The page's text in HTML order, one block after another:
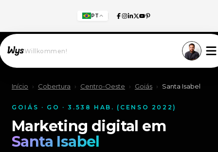
PT
Willkommen!
Início › Cobertura › Centro-Oeste › Goiás › Santa Isabel
GOIÁS · GO · 3.538 HAB. (CENSO 2022)
Marketing digital em
Santa Isabel